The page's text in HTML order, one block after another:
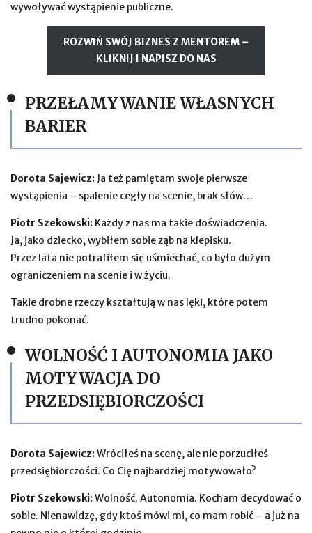
wywoływać wystąpienie publiczne.
ROZWIŃ SWÓJ BIZNES Z MENTOREM –
KLIKNIJ I NAPISZ DO NAS
PRZEŁAMYWANIE WŁASNYCH
BARIER
Dorota Sajewicz: Ja też pamiętam swoje pierwsze
wystąpienia – spalenie cegły na scenie, brak słów…
Piotr Szekowski: Każdy z nas ma takie doświadczenia.
Ja, jako dziecko, wybiłem sobie ząb na klepisku.
Przez lata nie potrafiłem się uśmiechać, co było dużym
ograniczeniem na scenie i w życiu.
Takie drobne rzeczy kształtują w nas lęki, które potem
trudno pokonać.
WOLNOŚĆ I AUTONOMIA JAKO
MOTYWACJA DO
PRZEDSIĘBIORCZOŚCI
Dorota Sajewicz:Wróciłeś na scenę, ale nie porzuciłeś
przedsiębiorczości. Co Cię najbardziej motywowało?
Piotr Szekowski:Wolność. Autonomia. Kocham decydować o
sobie. Nienawidzę, gdy ktoś mówi mi, co mam robić – a już na